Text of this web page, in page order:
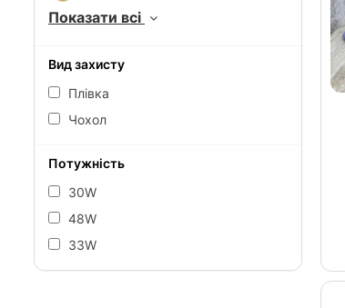
Показати всі
Вид захисту
Плівка
Чохол
Потужність
30W
48W
33W